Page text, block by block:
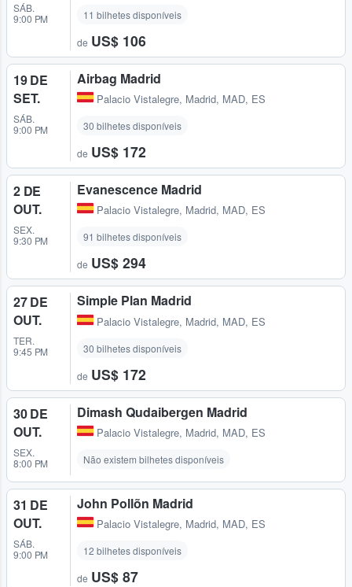
SÁB.
9:00 PM
11 bilhetes disponíveis
de US$ 106
19 DE
SET.
SÁB.
9:00 PM
Airbag Madrid
Palacio Vistalegre, Madrid, MAD, ES
30 bilhetes disponíveis
de US$ 172
2 DE
OUT.
SEX.
9:30 PM
Evanescence Madrid
Palacio Vistalegre, Madrid, MAD, ES
91 bilhetes disponíveis
de US$ 294
27 DE
OUT.
TER.
9:45 PM
Simple Plan Madrid
Palacio Vistalegre, Madrid, MAD, ES
30 bilhetes disponíveis
de US$ 172
30 DE
OUT.
SEX.
8:00 PM
Dimash Qudaibergen Madrid
Palacio Vistalegre, Madrid, MAD, ES
Não existem bilhetes disponíveis
31 DE
OUT.
SÁB.
9:00 PM
John Pollõn Madrid
Palacio Vistalegre, Madrid, MAD, ES
12 bilhetes disponíveis
de US$ 87